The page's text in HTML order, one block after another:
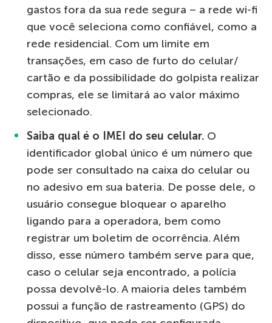
gastos fora da sua rede segura – a rede wi-fi
que você seleciona como confiável, como a
rede residencial. Com um limite em
transações, em caso de furto do celular/
cartão e da possibilidade do golpista realizar
compras, ele se limitará ao valor máximo
selecionado.
Saiba qual é o IMEI do seu celular. O
identificador global único é um número que
pode ser consultado na caixa do celular ou
no adesivo em sua bateria. De posse dele, o
usuário consegue bloquear o aparelho
ligando para a operadora, bem como
registrar um boletim de ocorrência. Além
disso, esse número também serve para que,
caso o celular seja encontrado, a polícia
possa devolvê-lo. A maioria deles também
possui a função de rastreamento (GPS) do